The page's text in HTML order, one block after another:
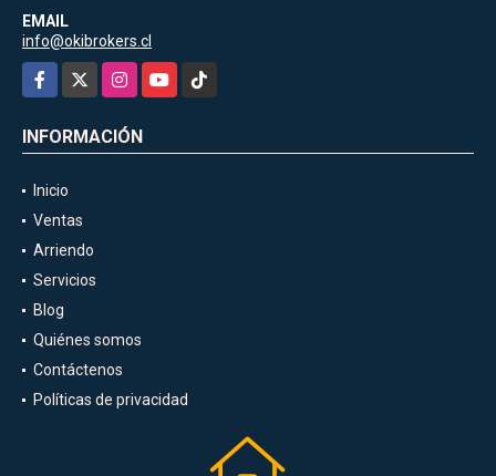
EMAIL
info@okibrokers.cl
Facebook
InstagramYouTubeTikTok
INFORMACIÓN
Inicio
Ventas
Arriendo
Servicios
Blog
Quiénes somos
Contáctenos
Políticas de privacidad